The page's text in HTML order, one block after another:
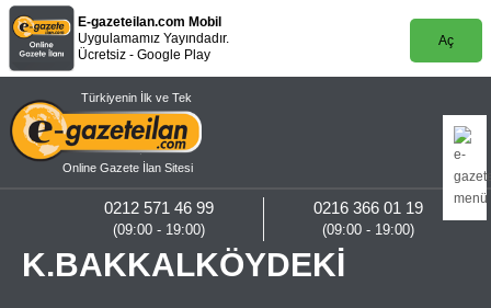
E-gazeteilan.com Mobil
Uygulamamız Yayındadır.
Ücretsiz - Google Play
Aç
Türkiyenin İlk ve Tek
Online Gazete İlan Sitesi
0216 366 01 19
(09:00 - 19:00)
0212 571 46 99
(09:00 - 19:00)
K.BAKKALKÖYDEKİ